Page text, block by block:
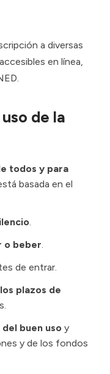
a diversas
accesibles en línea,
.
de la
todos y para
basada en el
o beber
de entrar.
plazos de
buen uso y
y de los fondos